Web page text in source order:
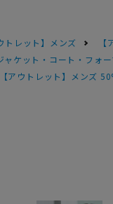
トレット】メンズ
ャケット・コート・フォ
【アウトレット】メンズ